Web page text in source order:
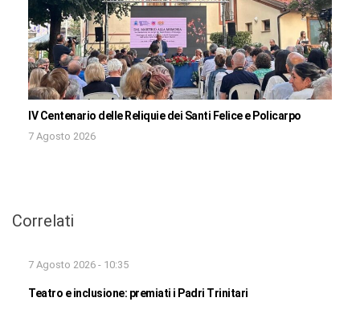
IV Centenario delle Reliquie dei Santi Felice e Policarpo
7 Agosto 2026
Correlati
7 Agosto 2026 - 10:35
Teatro e inclusione: premiati i Padri Trinitari